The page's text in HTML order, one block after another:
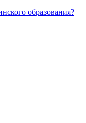
образования?